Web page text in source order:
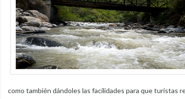
como también dándoles las facilidades para que turistas